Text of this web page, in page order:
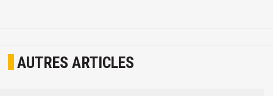
AUTRES ARTICLES